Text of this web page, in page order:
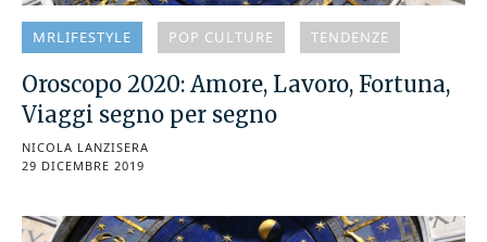
MRLIFESTYLE POP CULTURE TENDENZE
Oroscopo 2020: Amore, Lavoro, Fortuna,
Viaggi segno per segno
NICOLA LANZISERA
29 DICEMBRE 2019